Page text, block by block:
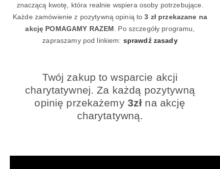
znaczącą kwotę, która realnie wspiera osoby potrzebujące.
Każde zamówienie z pozytywną opinią to3 zł przekazane na
akcję POMAGAMY RAZEM . Po szczegóły programu,
zapraszamy pod linkiem: sprawdź zasady
Twój zakup to wsparcie akcji
charytatywnej. Za każdą pozytywną
opinię przekażemy 3zł na akcję
charytatywną.